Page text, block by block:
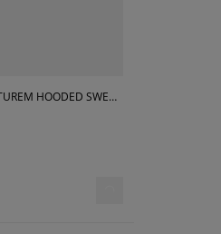
CHAMPION BLUZA Z KAPTUREM HOODED SWEATSHIRT